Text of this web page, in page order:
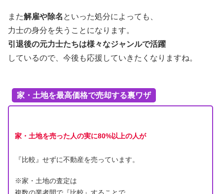
また解雇や除名 といった処分によっても、
力士の身分を失うことになります。
引退後の元力士たちは様々なジャンルで活躍
しているので、今後も応援していきたくなりますね。
家・土地を最高価格で売却する裏ワザ
家・土地を売った人の実に80%以上の人が
『比較』せずに不動産を売っています。
※家・土地の査定は